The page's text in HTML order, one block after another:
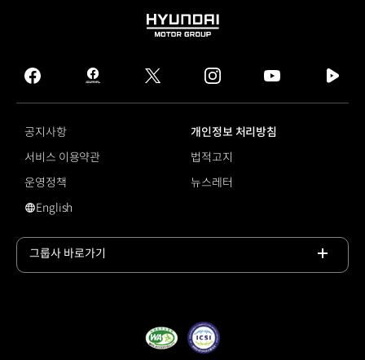
HYUNDAI
GROUP
facebook
hmg
journal
twitter instagram
tv
공지사항
개인정보 처리방침
서비스 이용약관
법적고지
운영정책
뉴스레터
#신용평가
English
그룹사 바로가기